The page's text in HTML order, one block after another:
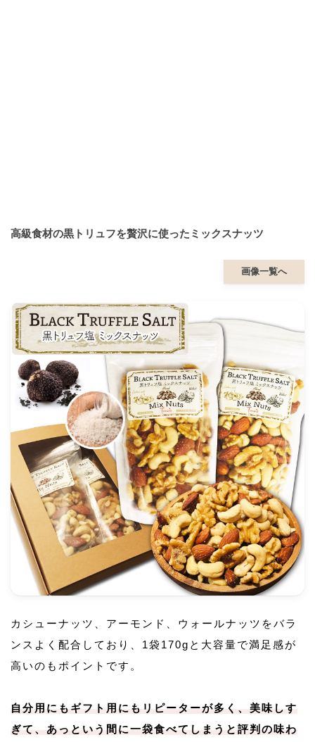
高級食材の黒トリュフを贅沢に使ったミックスナッツ
画像一覧へ
カシューナッツ、アーモンド、ウォールナッツをバラ
ンスよく配合しており、1袋170gと大容量で満足感が
高いのもポイントです。
自分用にもギフト用にもリピーターが多く、美味しす
ぎて、あっという間に一袋食べてしまうと評判の味わ